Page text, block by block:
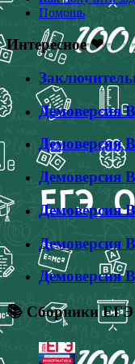
Помощь
Интересное ❤
Демоверсия
Демоверсия
Демоверсия
Демоверсия
Демоверсия
Демоверсия
📚 Сборники